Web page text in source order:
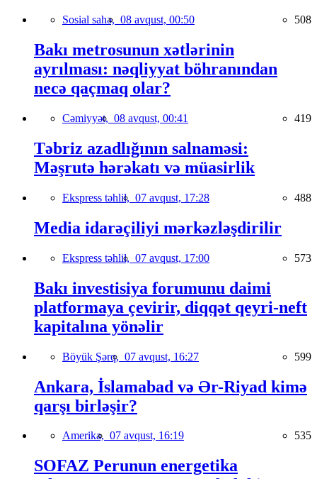
Sosial sahə, 08 avqust, 00:50 508
Bakı metrosunun xətlərinin
ayrılması: nəqliyyat böhranından
necə qaçmaq olar?
Cəmiyyət, 08 avqust, 00:41 419
Təbriz azadlığının salnaməsi:
Məşrutə hərəkatı və müasirlik
Ekspress təhlil, 07 avqust, 17:28 488
Media idarəçiliyi mərkəzləşdirilir
Ekspress təhlil, 07 avqust, 17:00 573
Bakı investisiya forumunu daimi
platformaya çevirir, diqqət qeyri-neft
kapitalına yönəlir
Böyük Şərq, 07 avqust, 16:27 599
Ankara, İslamabad və Ər-Riyad kimə
qarşı birləşir?
Amerika, 07 avqust, 16:19 535
SOFAZ Perunun energetika